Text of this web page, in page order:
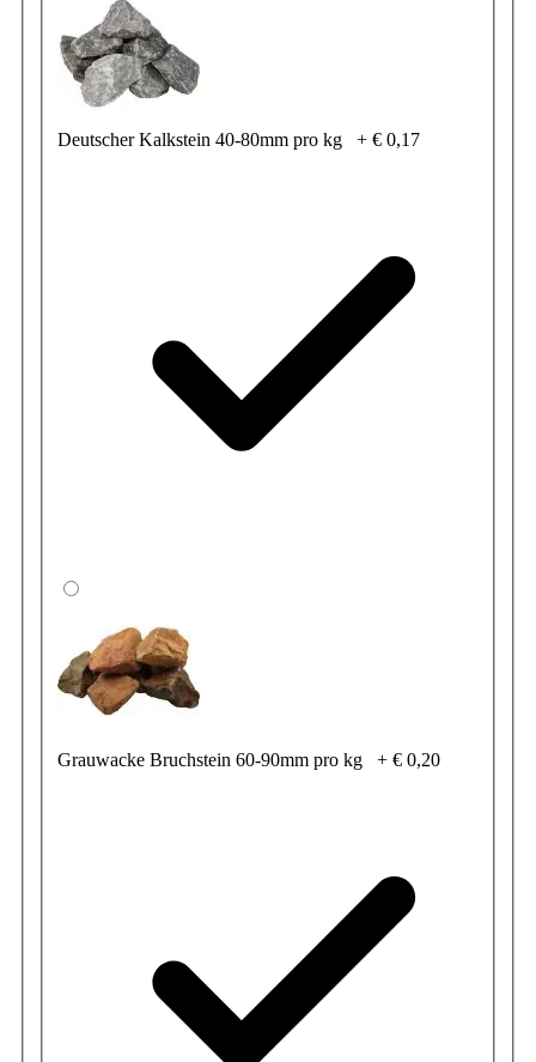
Deutscher Kalkstein 40-80mm pro kg + € 0,17
Grauwacke Bruchstein 60-90mm pro kg + € 0,20